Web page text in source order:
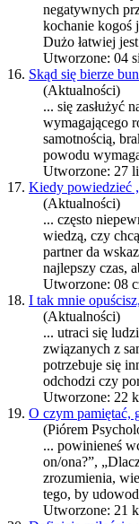
negatywnych
kochanie kogoś
Dużo łatwiej
Utworzone: 04
16. Skąd się bierze
(Aktualności)
... się zasłużyć
wymagającego
samotnością,
powodu
Utworzone: 27
17. Kiedy powiedzieć
(Aktualności)
... często
wiedzą, czy
partner da
najlepszy czas,
Utworzone: 08
18. I tak mnie
(Aktualności)
... utraci się
związanych z
potrzebuje się
odchodzi czy
Utworzone: 22
19. O czym pamiętać,
(Piórem
... powinieneś
on/ona?”,
zrozumienia,
tego, by
Utworzone: 21